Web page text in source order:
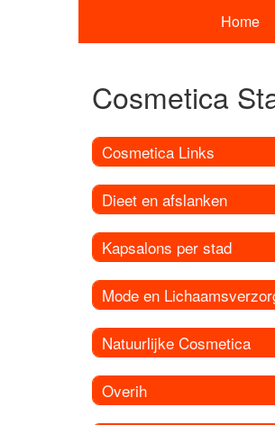
Home
Cosmetica
Cosmetica Links
Dieet en afslanken
Kapsalons per stad
Mode en
Natuurlijke Cosmetica
Overih